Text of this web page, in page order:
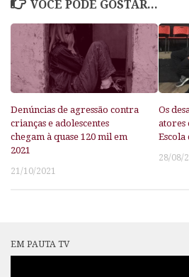
VOCÊ PODE GOSTAR...
Denúncias de agressão contra
crianças e adolescentes
chegam à quase 120 mil em
2021
21/10/2021
Os
atores
Escola
28/08/
EM PAUTA TV